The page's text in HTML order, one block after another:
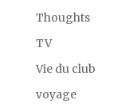
Thoughts
TV
Vie du club
voyage